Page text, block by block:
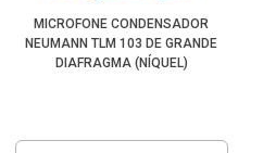
MICROFONE CONDENSADOR
NEUMANN TLM 103 DE GRANDE
DIAFRAGMA (NÍQUEL)